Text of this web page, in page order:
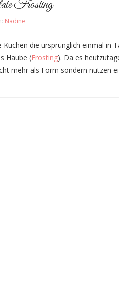
Frosting
Nadine
Kuchen die ursprünglich einmal
Haube (Frosting). Da es
mehr als Form sondern nutzen